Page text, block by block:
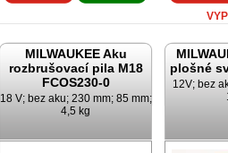
MILWAUKEE Aku
rozbrušovací pila M18
FCOS230-0
18 V; bez aku; 230 mm; 85 mm;
4,5 kg
plošné
12V; bez